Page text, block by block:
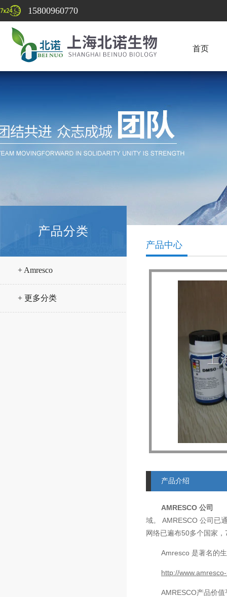
15800960770
首页
产品分类
+ Amresco
+ 更多分类
产品中心
产品介绍
AMRESCO 公司
域。 AMRESCO 公司已
网络已遍布50多个国家，
Amresco 是著名的
http://
AMRESCO产品价